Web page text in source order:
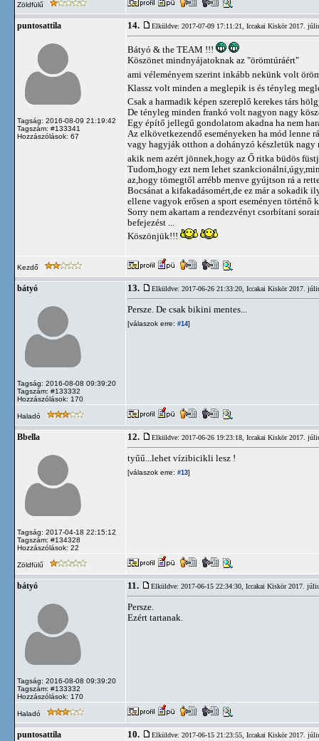
Zöldfülű
puntosattila
Tagság: 2016-08-09 21:19:42
Tagszám: #133341
Hozzászólások: 67
14. Elküldve: 2017-07-09 17:11:21, Iccakai Kiskör 2017.
Bátyó & the TEAM !!!
Köszönet mindnyájatoknak az "örömtúráért"
ami véleményem szerint inkább nekünk volt
Klassz volt minden a meglepik is és tényleg
Csak a harmadik képen szereplő kerekes társ
De tényleg minden frankó volt nagyon nagy
Egy építő jellegű gondolatom akadna ha nem
Az elkövetkezendő eseményeken ha mód lenne
vagy hagyják otthon a dohányzó készletük
akik nem azért jönnek,hogy az Ő ritka büdös
Tudom,hogy ezt nem lehet
az,hogy tömegtől arrébb menve gyújtson rá a
Bocsánat a kifakadásomért,de ez már a sokadik
ellene vagyok erősen a sport eseményen történő
Sorry nem akartam a rendezvényt csorbítani
befejezést ...
Köszönjük!!!
Kezdő
bátyó
Tagság: 2016-08-08 09:39:20
Tagszám: #133332
Hozzászólások: 170
13. Elküldve: 2017-06-26 21:33:20, Iccakai Kiskör 2017.
Persze. De csak bikini mentes...
[válaszok erre: #14]
Haladó
Bbella
Tagság: 2017-04-18 22:15:12
Tagszám: #134328
Hozzászólások: 22
12. Elküldve: 2017-06-26 19:23:18, Iccakai Kiskör 2017.
tyűű...lehet vízibicikli lesz !
[válaszok erre: #13]
Zöldfülű
bátyó
Tagság: 2016-08-08 09:39:20
Tagszám: #133332
Hozzászólások: 170
11. Elküldve: 2017-06-15 22:34:30, Iccakai Kiskör 2017.
Persze.
Ezért tartanak.
Haladó
puntosattila 10. Elküldve: 2017-06-15 21:23:55, Iccakai Kiskör 2017.